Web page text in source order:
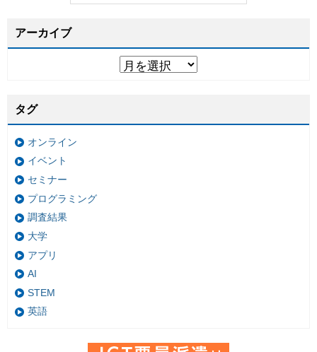
アーカイブ
タグ
オンライン
イベント
セミナー
プログラミング
調査結果
大学
アプリ
AI
STEM
英語